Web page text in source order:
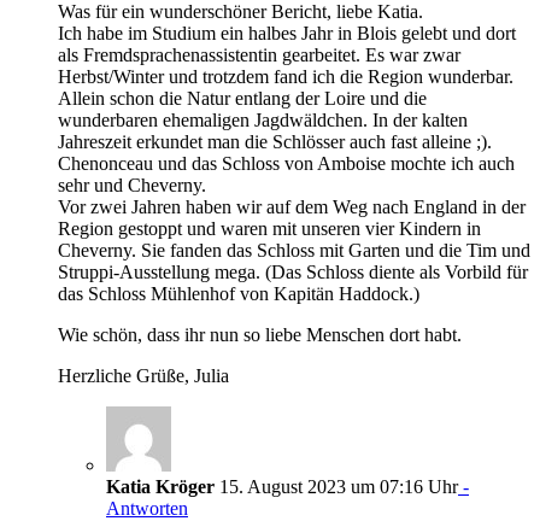
Was für ein wunderschöner Bericht, liebe Katia.
Ich habe im Studium ein halbes Jahr in Blois gelebt und dort
als Fremdsprachenassistentin gearbeitet. Es war zwar
Herbst/Winter und trotzdem fand ich die Region wunderbar.
Allein schon die Natur entlang der Loire und die
wunderbaren ehemaligen Jagdwäldchen. In der kalten
Jahreszeit erkundet man die Schlösser auch fast alleine ;).
Chenonceau und das Schloss von Amboise mochte ich auch
sehr und Cheverny.
Vor zwei Jahren haben wir auf dem Weg nach England in der
Region gestoppt und waren mit unseren vier Kindern in
Cheverny. Sie fanden das Schloss mit Garten und die Tim und
Struppi-Ausstellung mega. (Das Schloss diente als Vorbild für
das Schloss Mühlenhof von Kapitän Haddock.)
Wie schön, dass ihr nun so liebe Menschen dort habt.
Herzliche Grüße, Julia
Katia Kröger 15. August 2023 um 07:16 Uhr-
Antworten